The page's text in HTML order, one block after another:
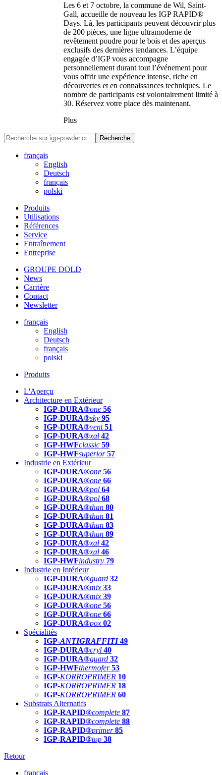
Les 6 et 7 octobre, la commune de Wil, Saint-
Gall, accueille de nouveau les IGP RAPID®
Days. Là, les participants peuvent découvrir plus
de 200 pièces, une ligne ultramoderne de
revêtement poudre pour le bois et des aperçus
exclusifs des dernières tendances. L’équipe
engagée d’IGP vous accompagne
personnellement durant tout l’événement pour
vous offrir une expérience intense, riche en
découvertes et en connaissances techniques. Le
nombre de participants est volontairement limité à
30. Réservez votre place dès maintenant.
Plus
Recherche
français
English
Deutsch
français
polski
Produits
Utilisations
Références
Service
Entraînement
Entreprise
GROUPE DOLD
News
Carrière
Contact
Newsletter
français
English
Deutsch
français
polski
Produits
L'Aperçu
Architecture en Extérieur
IGP-DURA®one 56
IGP-DURA®sky 95
IGP-DURA®vent 51
IGP-DURA®xal 42
IGP-HWFclassic 59
IGP-HWFsuperior 57
Industrie en Extérieur
IGP-DURA®one 56
IGP-DURA®one 66
IGP-DURA®pol 64
IGP-DURA®pol 68
IGP-DURA®than 80
IGP-DURA®than 81
IGP-DURA®than 83
IGP-DURA®than 89
IGP-DURA®xal 42
IGP-DURA®xal 46
IGP-HWFindustry 79
Industrie en Intérieur
IGP-DURA®guard 32
IGP-DURA®mix 33
IGP-DURA®mix 39
IGP-DURA®one 56
IGP-DURA®one 66
IGP-DURA®pox 02
Spécialités
IGP-ANTIGRAFFITI49
IGP-DURA®cryl 40
IGP-DURA®guard 32
IGP-HWFthermofer 53
IGP-KORROPRIMER 10
IGP-KORROPRIMER 18
IGP-KORROPRIMER 60
Substrats Alternatifs
IGP-RAPID®complete 87
IGP-RAPID®complete 88
IGP-RAPID®primer 85
IGP-RAPID®top 38
Retour
français